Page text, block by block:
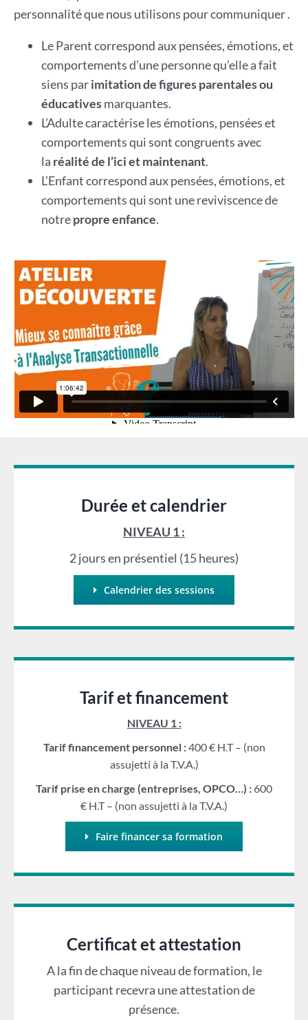
personnalité que nous utilisons pour communiquer .
Le Parent correspond aux pensées, émotions, et
comportements d’une personne qu’elle a fait
siens parimitation de figures parentales ou
éducativesmarquantes.
L’Adulte caractérise les émotions, pensées et
comportements qui sont congruents avec
la réalité de l’ici et maintenant.
L’Enfant correspond aux pensées, émotions, et
comportements qui sont une reviviscence de
notrepropre enfance.
Durée et calendrier
NIVEAU 1 :
2 jours en présentiel (15 heures)
Calendrier des sessions
Tarif et financement
NIVEAU 1 :
Tarif financement personnel :400 € H.T – (non
assujetti à la T.V.A.)
Tarif prise en charge (entreprises, OPCO…) : 600
€ H.T – (non assujetti à la T.V.A.)
Faire financer sa formation
Certificat et attestation
A la fin de chaque niveau de formation, le
participant recevra une attestation de
présence.